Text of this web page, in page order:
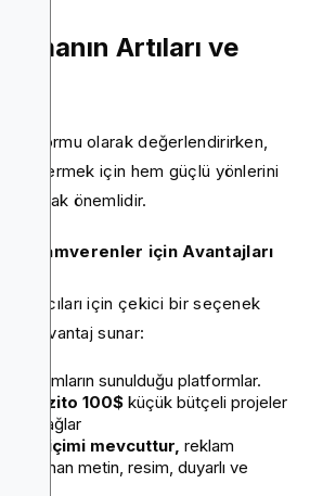
Artıları ve
platformu olarak değerlendirirken,
vermek için hem güçlü yönlerini
anlamak önemlidir.
Reklamverenler için Avantajları
için çekici bir seçenek
avantaj sunar:
Reklamların sunulduğu platformlar.
depozito 100$küçük bütçeli projeler
sağlar
biçimi mevcuttur, reklam
sunan metin, resim, duyarlı ve